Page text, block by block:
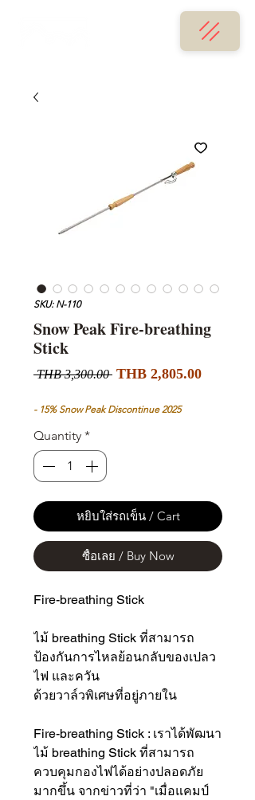
SKU: N-110
Snow Peak Fire-breathing
Stick
THB 3,300.00 Regular
THB 2,805.00Sale
- 15% Snow Peak Discontinue 2025
Quantity *
หยิบใส่รถเข็น / Cart
ซื้อเลย / Buy Now
Fire-breathing Stick
ไม้ breathing Stick ที่สามารถ
ป้องกันการไหลย้อนกลับของเปลว
ไฟ และควัน
ด้วยวาล์วพิเศษที่อยู่ภายใน
Fire-breathing Stick : เราได้พัฒนา
ไม้ breathing Stick ที่สามารถ
ควบคุมกองไฟได้อย่างปลอดภัย
มากขึ้น จากข่าวที่ว่า "เมื่อแคมป์